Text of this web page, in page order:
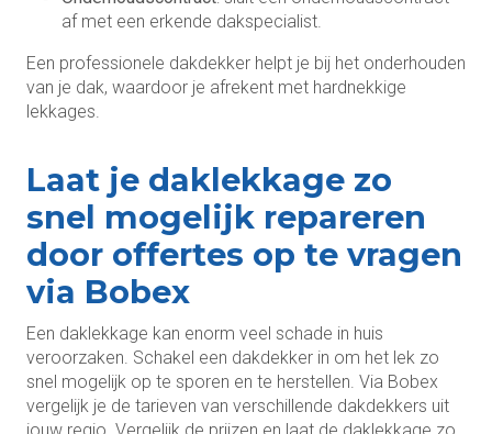
af met een erkende dakspecialist.
Een professionele dakdekker helpt je bij het onderhouden
van je dak, waardoor je afrekent met hardnekkige
lekkages.
Laat je daklekkage zo
snel mogelijk repareren
door offertes op te vragen
via Bobex
Een daklekkage kan enorm veel schade in huis
veroorzaken. Schakel een dakdekker in om het lek zo
snel mogelijk op te sporen en te herstellen. Via Bobex
vergelijk je de tarieven van verschillende dakdekkers uit
jouw regio. Vergelijk de prijzen en laat de daklekkage zo